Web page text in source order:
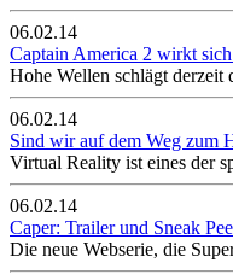
06.02.14
Captain America 2 wirkt
Hohe Wellen schlägt derzeit
06.02.14
Sind wir auf dem Weg zum
Virtual Reality ist eines der
06.02.14
Caper: Trailer und Sneak
Die neue Webserie, die